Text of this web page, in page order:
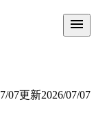
07更新2026/07/07